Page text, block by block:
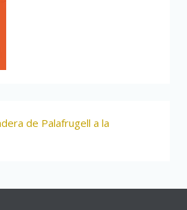
de Palafrugell a la